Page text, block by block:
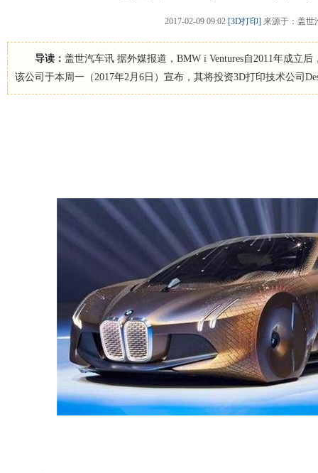
2017-02-09 09:02 [3D打印] 来源于：盖世
导读： 盖世汽车讯 据外媒报道，BMW i Ventures自2011年成立
该公司于本周一（2017年2月6日）宣布，其将投资3D打印技术公司